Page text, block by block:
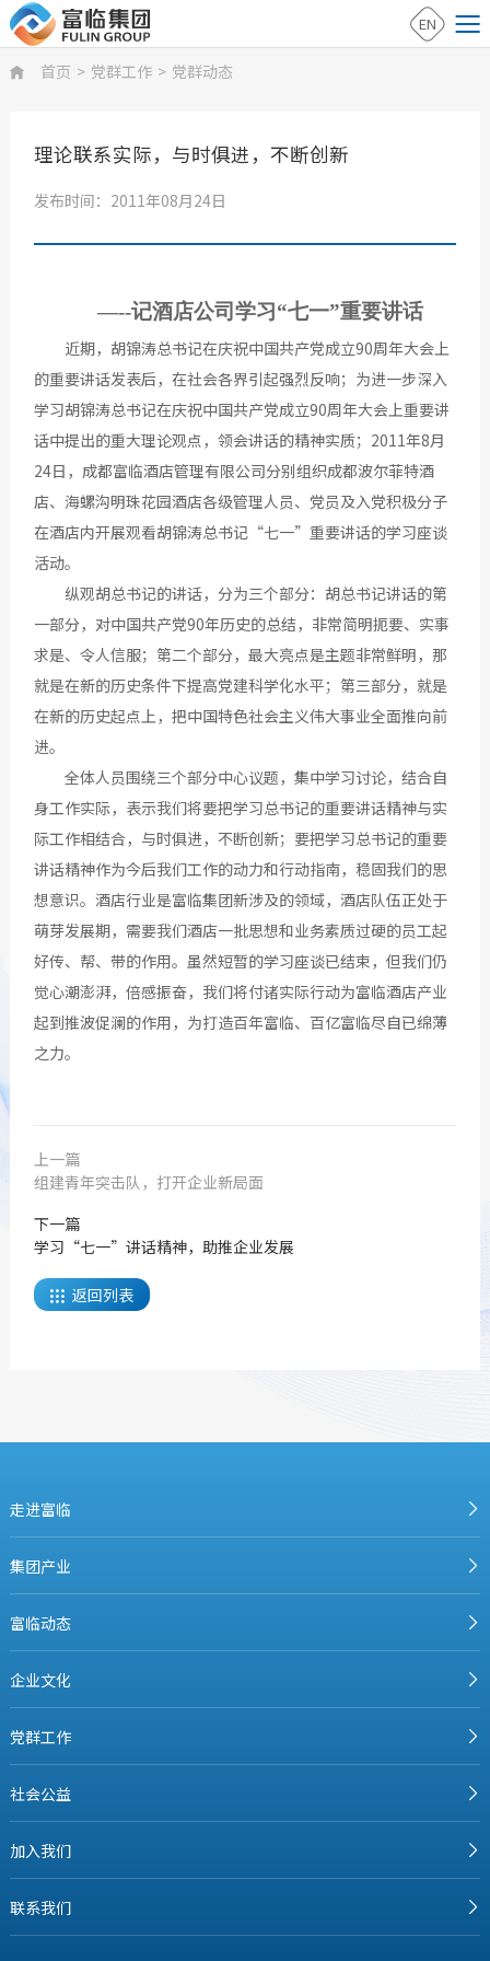
EN
 首页 > 党群工作 > 党群动态
理论联系实际，与时俱进，不断创新
发布时间：2011年08月24日
—--记酒店公司学习“七一”重要讲话
近期，胡锦涛总书记在庆祝中国共产党成立90周年大会上
的重要讲话发表后，在社会各界引起强烈反响；为进一步深入
学习胡锦涛总书记在庆祝中国共产党成立90周年大会上重要讲
话中提出的重大理论观点，领会讲话的精神实质；2011年8月
24日，成都富临酒店管理有限公司分别组织成都波尔菲特酒
店、海螺沟明珠花园酒店各级管理人员、党员及入党积极分子
在酒店内开展观看胡锦涛总书记“七一”重要讲话的学习座谈
活动。
纵观胡总书记的讲话，分为三个部分：胡总书记讲话的第
一部分，对中国共产党90年历史的总结，非常简明扼要、实事
求是、令人信服；第二个部分，最大亮点是主题非常鲜明，那
就是在新的历史条件下提高党建科学化水平；第三部分，就是
在新的历史起点上，把中国特色社会主义伟大事业全面推向前
进。
全体人员围绕三个部分中心议题，集中学习讨论，结合自
身工作实际，表示我们将要把学习总书记的重要讲话精神与实
际工作相结合，与时俱进，不断创新；要把学习总书记的重要
讲话精神作为今后我们工作的动力和行动指南，稳固我们的思
想意识。酒店行业是富临集团新涉及的领域，酒店队伍正处于
萌芽发展期，需要我们酒店一批思想和业务素质过硬的员工起
好传、帮、带的作用。虽然短暂的学习座谈已结束，但我们仍
觉心潮澎湃，倍感振奋，我们将付诸实际行动为富临酒店产业
起到推波促澜的作用，为打造百年富临、百亿富临尽自已绵薄
之力。
上一篇
组建青年突击队，打开企业新局面
下一篇
学习“七一”讲话精神，助推企业发展
 返回列表
走进富临
集团产业
富临动态
企业文化
党群工作
社会公益
加入我们
联系我们